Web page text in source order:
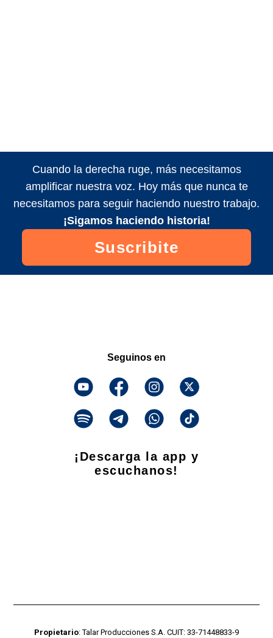
Cuando la derecha ruge, más necesitamos
amplificar nuestra voz. Hoy más que nunca te
necesitamos para seguir haciendo nuestro trabajo.
¡Sigamos haciendo historia!
Suscribite
Seguinos en
¡Descarga la app y
escuchanos!
Propietario: Talar Producciones S.A. CUIT: 33-71448833-9